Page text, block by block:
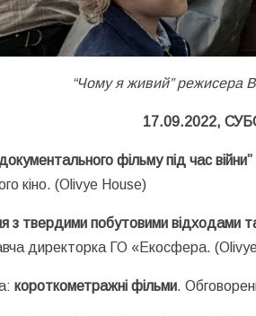
“Чому я живий” режисера
17.09.2022,
фільму під час
кіно. (Olivye House)
з твердими побутовими відходами
директорка ГО «Екосфера.
короткометражні фільми.